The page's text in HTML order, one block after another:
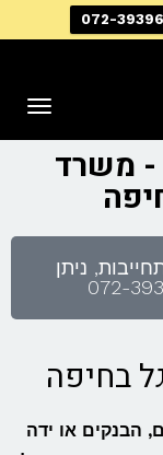
072-
- משרד
ניתן
בחיפה
הבנקים או ידה